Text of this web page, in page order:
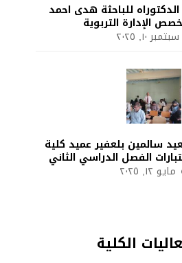
للباحثة هدى احمد
الإدارة التربوية
سبتمبر ١٠, ٢٠٢٥
سالمين بلعفير عميد كلية
الفصل الدراسي الثاني
مايو ١٢, ٢٠٢٥
الكلية